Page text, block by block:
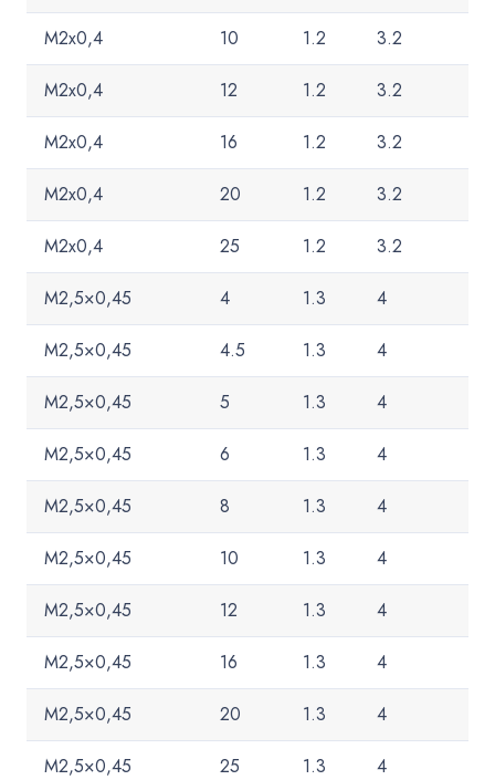
M2x0,4 10 1.2 3.2
M2x0,4 12 1.2 3.2
M2x0,4 16 1.2 3.2
M2x0,4 20 1.2 3.2
M2x0,4 25 1.2 3.2
M2,5×0,45 4 1.3 4
M2,5×0,45 4.5 1.3 4
M2,5×0,45 5 1.3 4
M2,5×0,45 6 1.3 4
M2,5×0,45 8 1.3 4
M2,5×0,45 10 1.3 4
M2,5×0,45 12 1.3 4
M2,5×0,45 16 1.3 4
M2,5×0,45 20 1.3 4
M2,5×0,45 25 1.3 4